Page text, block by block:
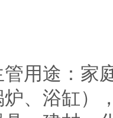
管用途：家
、浴缸）